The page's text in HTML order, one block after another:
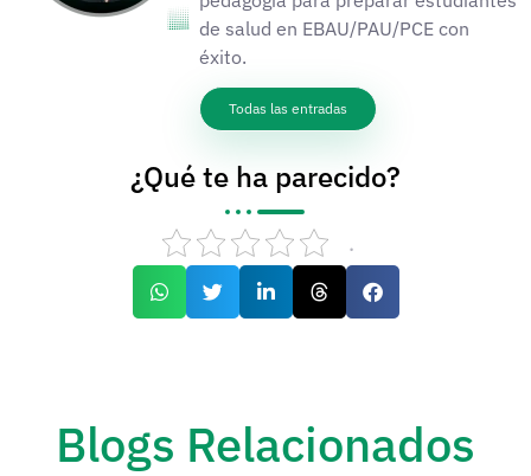
de salud en EBAU/PAU/PCE con
éxito.
Todas las entradas
¿Qué te ha parecido?
.
Blogs Relacionados